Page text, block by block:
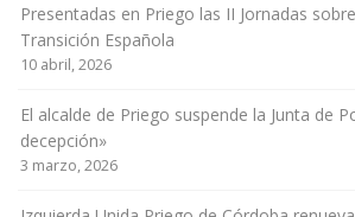
Presentadas en Priego las II Jornadas
Transición Española
10 abril, 2026
El alcalde de Priego suspende la Junta de
decepción»
3 marzo, 2026